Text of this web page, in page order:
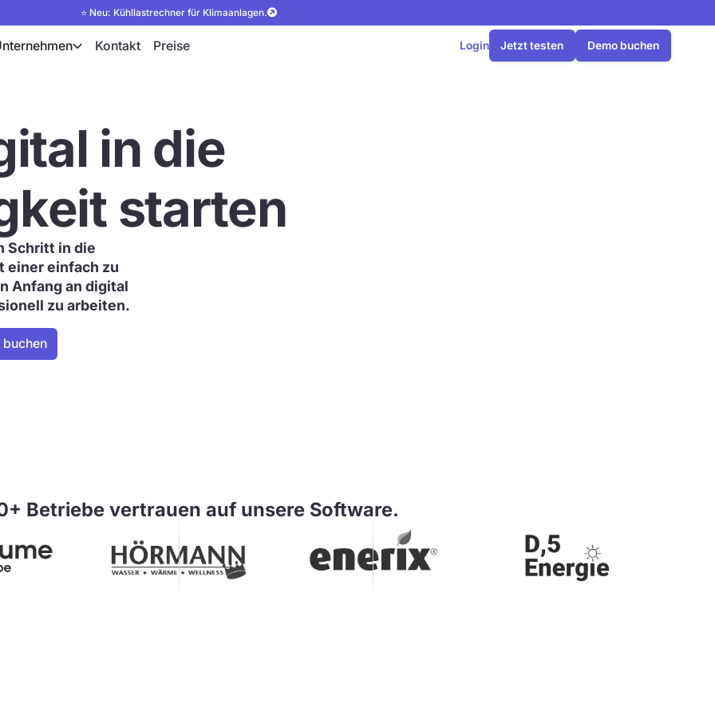
⭐ Neu: Kühllastrechner für Klimaanlagen.
Kontakt Preise Login Jetzt testen Demo buchen
in die
starten
Schritt in die
einer einfach zu
Anfang an digital
zu arbeiten.
Betriebe vertrauen auf unsere Software.